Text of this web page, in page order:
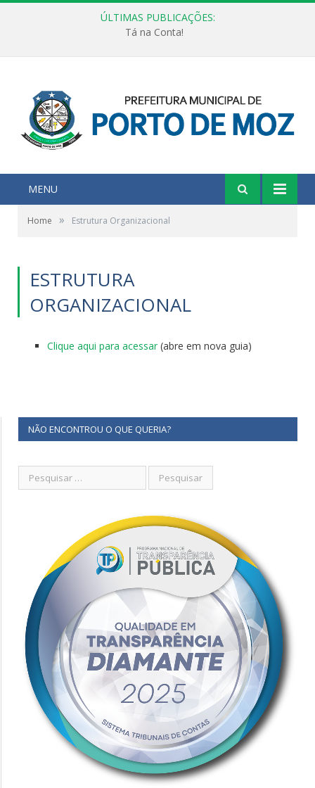
ÚLTIMAS PUBLICAÇÕES:
Tá na Conta!
MENU
Home » Estrutura Organizacional
ESTRUTURA
ORGANIZACIONAL
Clique aqui para acessar (abre em nova guia)
NÃO ENCONTROU O QUE QUERIA?